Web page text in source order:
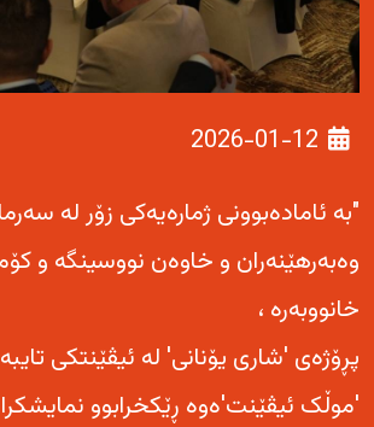
2026-01-12
"بە ئامادەبوونی ژمارەیەکی زۆر لە
وەبەرهێنەران و خاوەن نووسینگە و
خانووبەرە ،
پڕۆژەی 'شاری یۆنانی' لە ئیڤێنتکی
'موڵک ئیڤێنت'ەوە ڕێکخرابوو